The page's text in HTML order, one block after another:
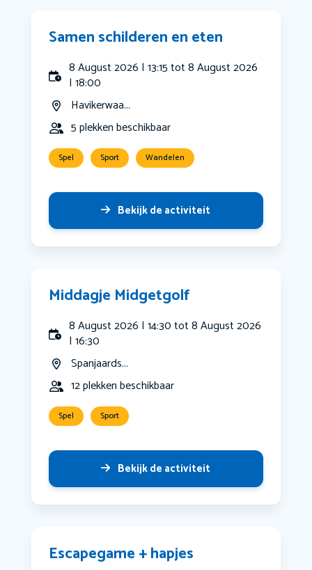
Samen schilderen en eten
8 August 2026 | 13:15 tot 8 August 2026
| 18:00
Havikerwaa...
5 plekken beschikbaar
Spel Sport Wandelen
Bekijk de activiteit
Middagje Midgetgolf
8 August 2026 | 14:30 tot 8 August 2026
| 16:30
Spanjaards...
12 plekken beschikbaar
Spel Sport
Bekijk de activiteit
Escapegame + hapjes